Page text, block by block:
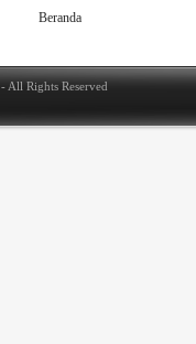
Beranda
- All Rights Reserved